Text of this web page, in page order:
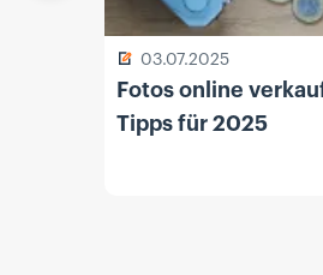
03.07.2025
Fotos online
Tipps für 2025